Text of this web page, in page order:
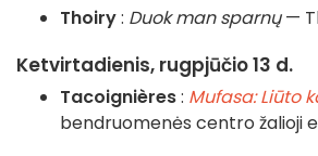
Thoiry: Duok man sparnų—
Ketvirtadienis, rugpjūčio 13 d.
Tacoignières: Mufasa: Liūto
bendruomenės centro žalioji